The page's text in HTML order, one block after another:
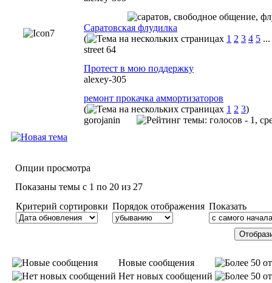
Саратовская флудилка
(
1 2 3 4 5 ...
street 64
Протест в мою поддержку
alexey-305
ремонт прокачка аммортизаторов
(
1 2 3)
gorojanin
Опции просмотра
Показаны темы с 1 по 20 из 27
Критерий сортировки Порядок отображения Показать
Новые сообщения
Нет новых сообщений